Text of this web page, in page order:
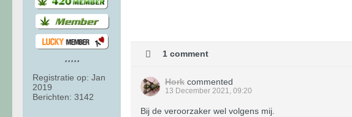
Registratie op: Jan
2019
Berichten: 3142
1 comment
Hork commented
13 December 2021, 09:20
Bij de veroorzaker wel volgens mij.